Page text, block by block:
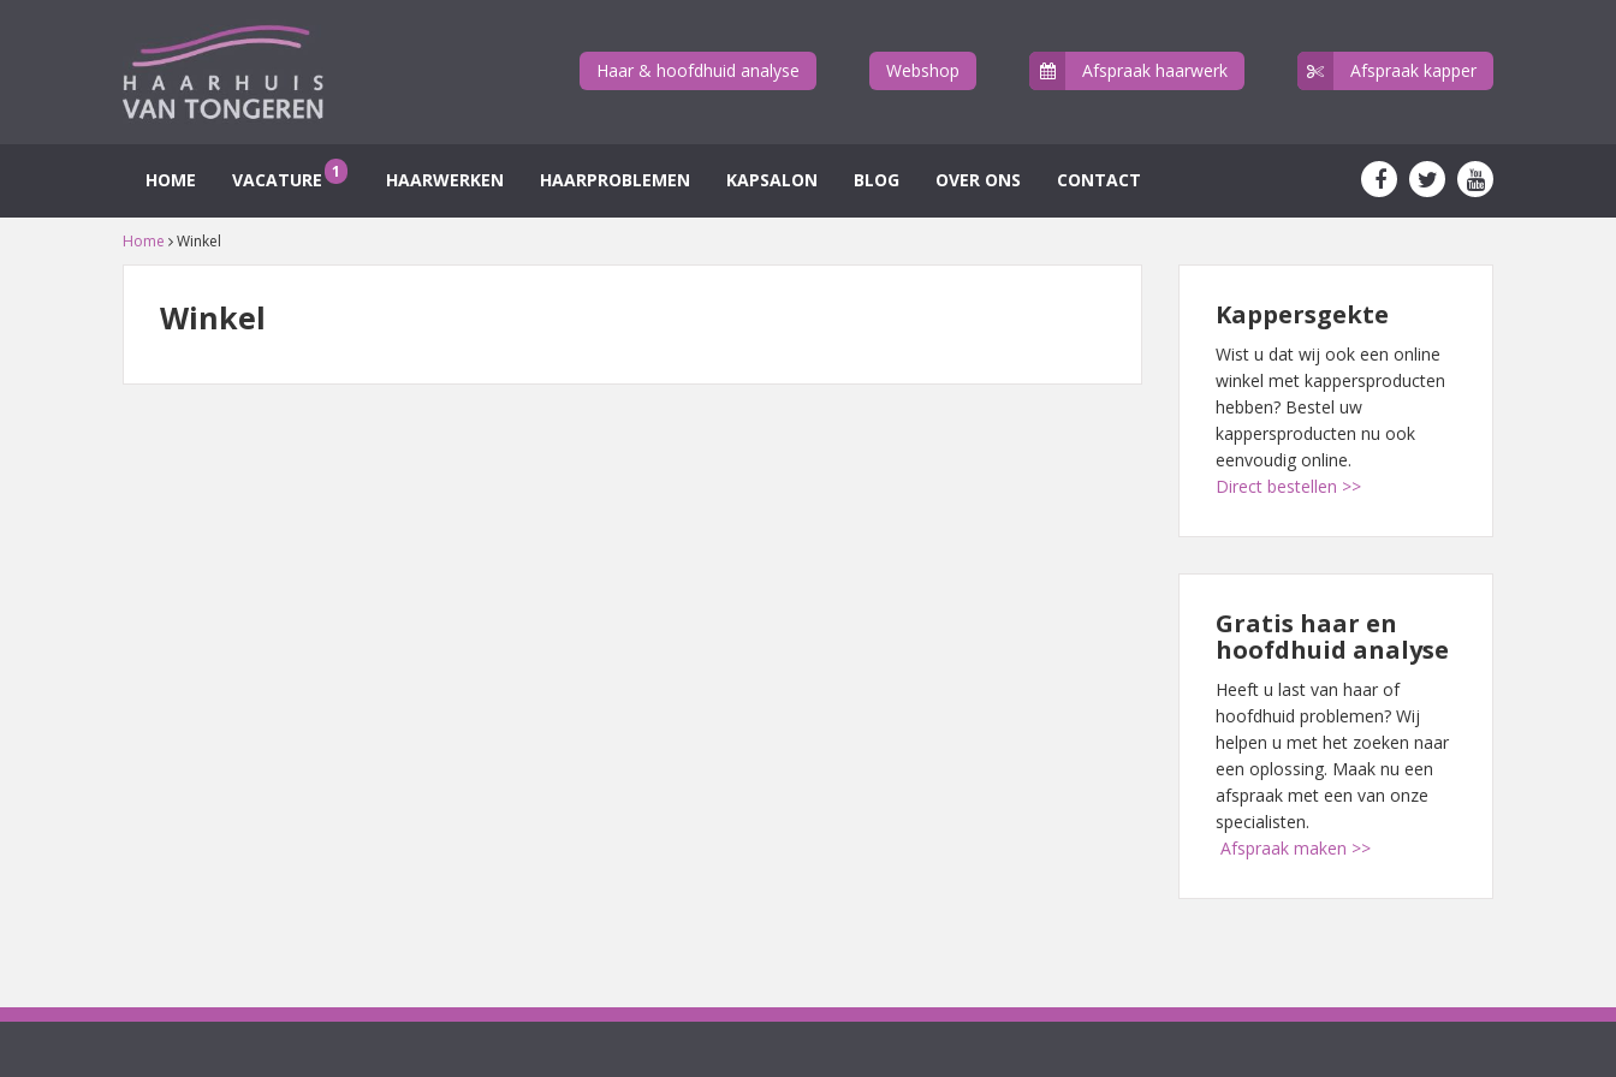
Haar & hoofdhuid analyse Webshop Afspraak haarwerk Afspraak kapper
HOME VACATURE 1 HAARWERKEN HAARPROBLEMEN KAPSALON BLOG OVER ONS CONTACT
Home Winkel
Winkel Kappersgekte
Wist u dat wij ook een online
winkel met kappersproducten
hebben? Bestel uw
kappersproducten nu ook
eenvoudig online.
Direct bestellen >>
Gratis haar en
hoofdhuid analyse
Heeft u last van haar of
hoofdhuid problemen? Wij
helpen u met het zoeken naar
een oplossing. Maak nu een
afspraak met een van onze
specialisten.
Afspraak maken >>